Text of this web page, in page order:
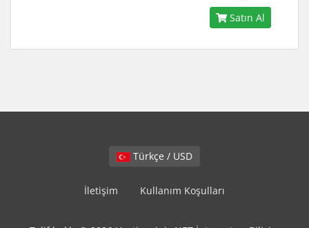
Satın Al
Türkçe / USD
İletişim Kullanım Koşulları